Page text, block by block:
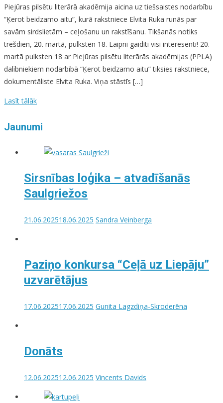
Piejūras pilsētu literārā akadēmija aicina uz tiešsaistes nodarbību
“Ķerot beidzamo aitu”, kurā rakstniece Elvita Ruka runās par
savām sirdslietām – ceļošanu un rakstīšanu. Tikšanās notiks
trešdien, 20. martā, pulksten 18. Laipni gaidīti visi interesenti! 20.
martā pulksten 18 ar Piejūras pilsētu literārās akadēmijas (PPLA)
dalībniekiem nodarbībā “Ķerot beidzamo aitu” tiksies rakstniece,
dokumentāliste Elvita Ruka. Viņa stāstīs […]
Lasīt tālāk
Jaunumi
Sirsnības loģika – atvadīšanās
Saulgriežos
21.06.202518.06.2025 Sandra Veinberga
Paziņo konkursa “Ceļā uz Liepāju”
uzvarētājus
17.06.202517.06.2025 Gunita Lagzdiņa-Skroderēna
Donāts
12.06.202512.06.2025 Vincents Davids